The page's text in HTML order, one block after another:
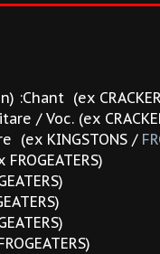
:Chant (ex
/ Voc. (ex
(ex KINGSTONS /